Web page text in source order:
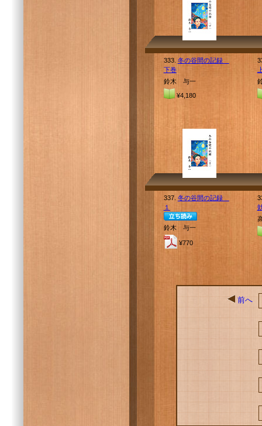
333. 冬の谷間の記録
下巻
鈴木 与一
¥4,180
337. 冬の谷間の記録
１
鈴木 与一
¥770
前へ